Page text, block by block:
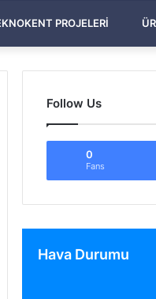
PROJELERI
Follow Us
0
Fans
Hava Durumu